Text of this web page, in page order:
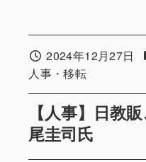
【人事】日教
尾圭司氏
投稿日2024年12月27日
カテゴリー
人事・移転